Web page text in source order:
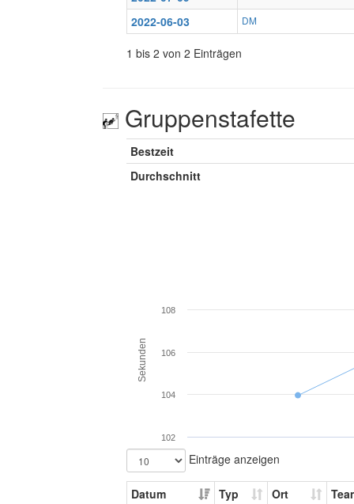
2022-06-03 DM
1 bis 2 von 2 Einträgen
Gruppenstafette
Bestzeit
Durchschnitt
Sekunden
102
104
106
108
Einträge anzeigen
Datum Typ Ort